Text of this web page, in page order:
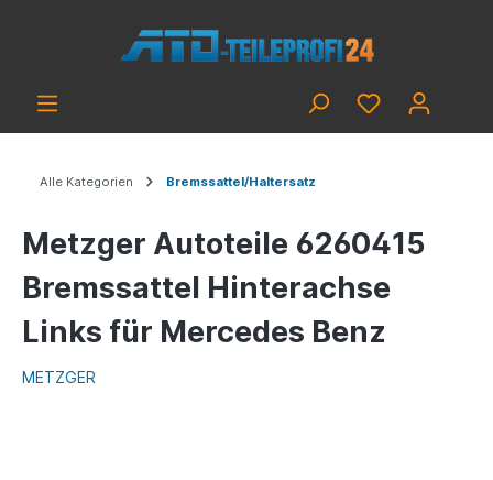
Alle Kategorien Bremssattel/Haltersatz
Metzger Autoteile 6260415
Bremssattel Hinterachse
Links für Mercedes Benz
METZGER